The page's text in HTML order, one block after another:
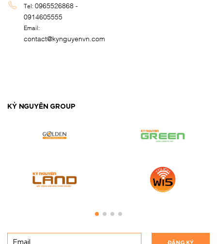
Tel:0965526868 -
0914605555
Email:
contact@kynguyenvn.com
KỶ NGUYÊN GROUP
ĐĂNG KÝ